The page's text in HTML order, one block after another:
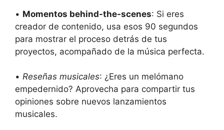
• Momentos behind-the-scenes: Si eres
creador de contenido, usa esos 90 segundos
para mostrar el proceso detrás de tus
proyectos, acompañado de la música perfecta.
• Reseñas musicales: ¿Eres un melómano
empedernido? Aprovecha para compartir tus
opiniones sobre nuevos lanzamientos
musicales.